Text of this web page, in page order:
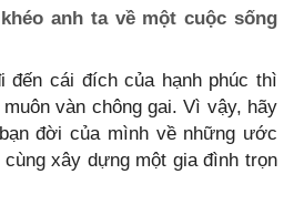
anh ta về một cuộc sống
đến cái đích của hạnh phúc thì
vàn chông gai. Vì vậy, hãy
đời của mình về những ước
cùng xây dựng một gia đình trọn